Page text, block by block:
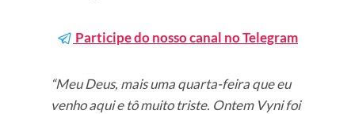
Participe do nosso canal no Telegram
“Meu Deus, mais uma quarta-feira que eu
venho aqui e tô muito triste. Ontem Vyni foi